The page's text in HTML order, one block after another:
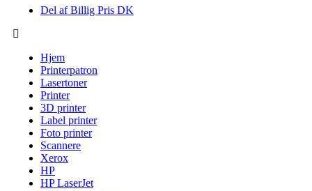
Del af Billig Pris DK
Hjem
Printerpatron
Lasertoner
Printer
3D printer
Label printer
Foto printer
Scannere
Xerox
HP
HP LaserJet